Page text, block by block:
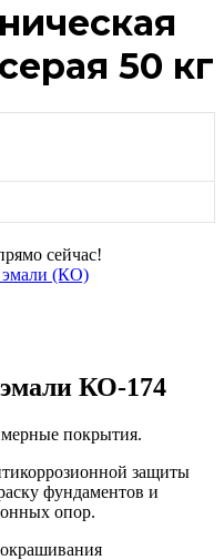
50 кг
сейчас!
эмали (КО)
КО-174
покрытия.
защиты
фундаментов и
опор.